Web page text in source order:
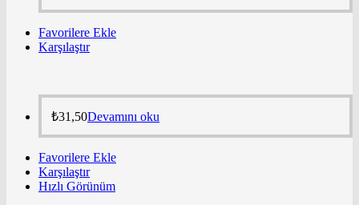
Favorilere Ekle
Karşılaştır
₺31,50Devamını oku
Favorilere Ekle
Karşılaştır
Hızlı Görünüm